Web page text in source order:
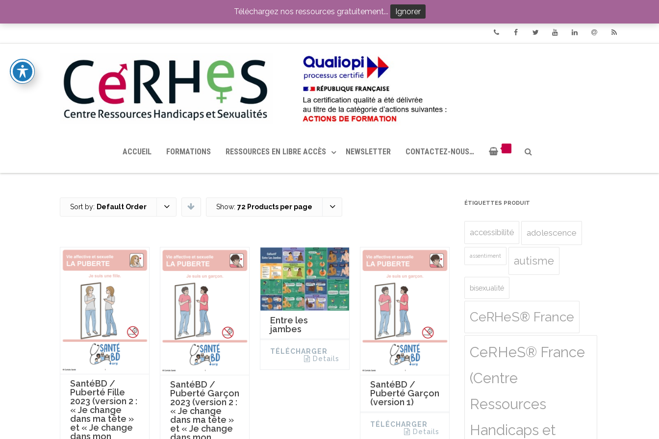
TOUTES LES RESSOURCES MISES À DISPOSITION PAR LE CERHES® FRANCE OUTILS EN SANTÉ SEXUELLE
ACCUEIL FORMATIONS RESSOURCES EN LIBRE ACCÈS NEWSLETTER CONTACTEZ-NOUS…
Sort by: Default Order Show: 72 Products per page
SantéBD /
Puberté Fille
2023 (version 2 :
« Je change
dans ma tête »
et « Je change
dans mon
SantéBD /
Puberté Garçon
2023 (version 2 :
« Je change
dans ma tête »
et « Je change
Entre les
jambes
TÉLÉCHARGER
Details
SantéBD /
Puberté Garçon
(version 1)
TÉLÉCHARGER
Details
ÉTIQUETTES PRODUIT
accessibilité adolescence
assentiment autisme
bisexualité
CeRHeS® France
CeRHeS® France
(Centre
Ressources
Handicaps et
Téléchargez nos ressources gratuitement... Ignorer